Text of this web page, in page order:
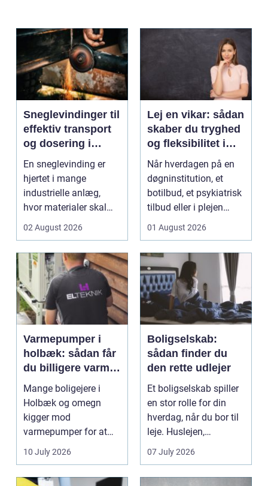
Sneglevindinger til
effektiv transport
og dosering i
industrien
En sneglevinding er
hjertet i mange
industrielle anlæg,
hvor materialer skal
flyttes, doseres eller ...
02 August 2026
Lej en vikar: sådan
skaber du tryghed
og fleksibilitet i
hverdagen
Når hverdagen på en
døgninstitution, et
botilbud, et psykiatrisk
tilbud eller i plejen
pludselig ænd...
01 August 2026
Varmepumper i
holbæk: sådan får
du billigere varme
og bedre
indeklima
Mange boligejere i
Holbæk og omegn
kigger mod
varmepumper for at
sænke
varmeregningen og få
et sunde...
10 July 2026
Boligselskab:
sådan finder du
den rette udlejer
Et boligselskab spiller
en stor rolle for din
hverdag, når du bor til
leje. Huslejen,
vedligeh...
07 July 2026